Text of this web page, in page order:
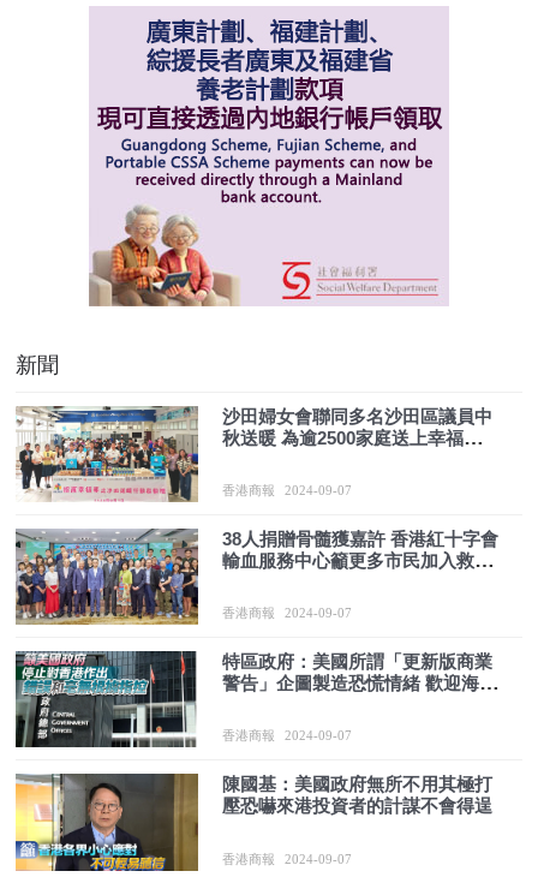
新聞
沙田婦女會聯同多名沙田區議員中
秋送暖 為逾2500家庭送上幸福禮物
香港商報 2024-09-07
38人捐贈骨髓獲嘉許 香港紅十字會
輸血服務中心籲更多市民加入救人
香港商報 2024-09-07
特區政府：美國所謂「更新版商業
警告」企圖製造恐慌情緒 歡迎海外
香港商報 2024-09-07
陳國基：美國政府無所不用其極打
壓恐嚇來港投資者的計謀不會得逞
香港商報 2024-09-07